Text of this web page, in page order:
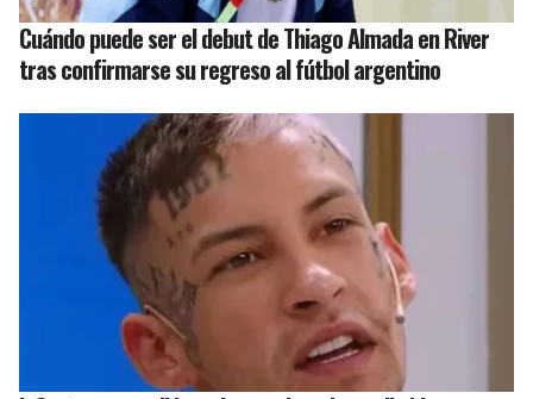
Cuándo puede ser el debut de Thiago Almada en River
tras confirmarse su regreso al fútbol argentino